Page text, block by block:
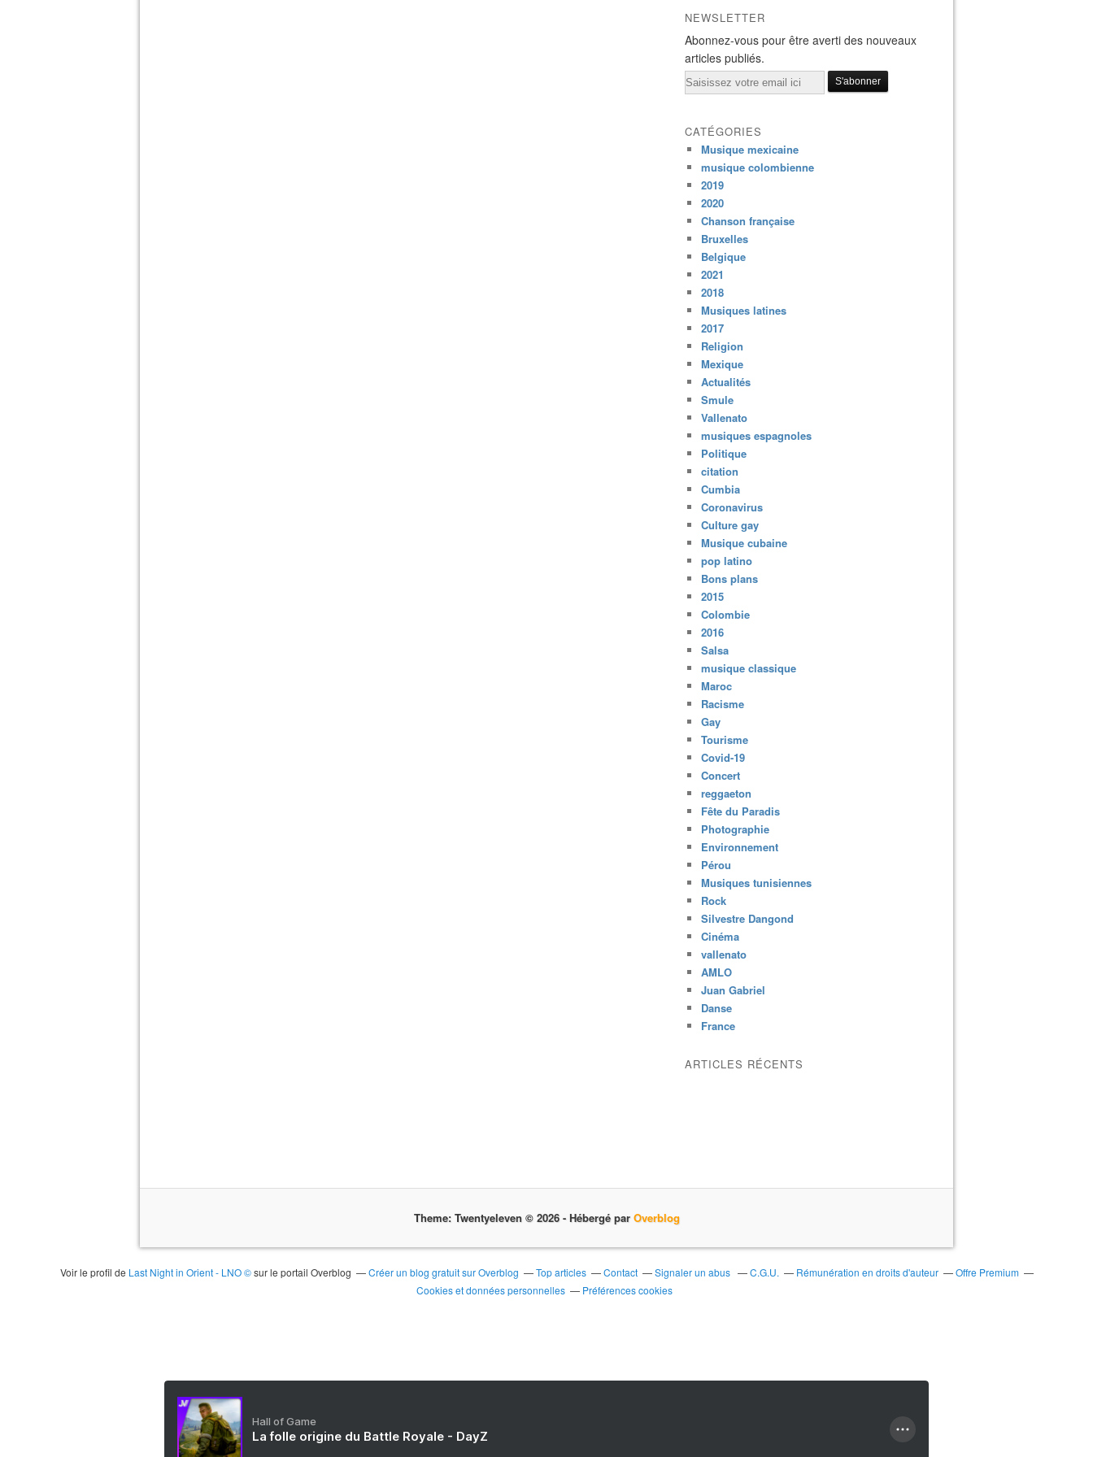
NEWSLETTER
Abonnez-vous pour être averti des nouveaux
articles publiés.
Email
CATÉGORIES
Musique mexicaine
musique colombienne
2019
2020
Chanson française
Bruxelles
Belgique
2021
2018
Musiques latines
2017
Religion
Mexique
Actualités
Smule
Vallenato
musiques espagnoles
Politique
citation
Cumbia
Coronavirus
Culture gay
Musique cubaine
pop latino
Bons plans
2015
Colombie
2016
Salsa
musique classique
Maroc
Racisme
Gay
Tourisme
Covid-19
Concert
reggaeton
Fête du Paradis
Photographie
Environnement
Pérou
Musiques tunisiennes
Rock
Silvestre Dangond
Cinéma
vallenato
AMLO
Juan Gabriel
Danse
France
ARTICLES RÉCENTS
Theme: Twentyeleven © 2026 - Hébergé par Overblog
Voir le profil de Last Night in Orient - LNO ©sur le portail Overblog Créer un blog gratuit sur Overblog Top articles Contact Signaler un abus C.G.U. Rémunération en droits d'auteur
Offre Premium
Cookies et données personnelles
Préférences cookies
Hall of Game
La folle origine du Battle Royale - DayZ